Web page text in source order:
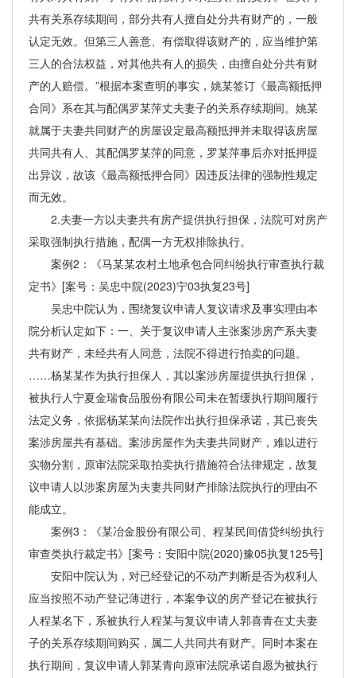
共有关系存续期间，部分共有人擅自处分共有财产的，一般
认定无效。但第三人善意、有偿取得该财产的，应当维护第
三人的合法权益，对其他共有人的损失，由擅自处分共有财
产的人赔偿。”根据本案查明的事实，姚某签订《最高额抵押
合同》系在其与配偶罗某萍丈夫妻子的关系存续期间。姚某
就属于夫妻共同财产的房屋设定最高额抵押并未取得该房屋
共同共有人、其配偶罗某萍的同意，罗某萍事后亦对抵押提
出异议，故该《最高额抵押合同》因违反法律的强制性规定
而无效。
2.夫妻一方以夫妻共有房产提供执行担保，法院可对房产
采取强制执行措施，配偶一方无权排除执行。
案例2：《马某某农村土地承包合同纠纷执行审查执行裁
定书》[案号：吴忠中院(2023)宁03执复23号]
吴忠中院认为，围绕复议申请人复议请求及事实理由本
院分析认定如下：一、关于复议申请人主张案涉房产系夫妻
共有财产，未经共有人同意，法院不得进行拍卖的问题。
……杨某某作为执行担保人，其以案涉房屋提供执行担保，
被执行人宁夏金瑞食品股份有限公司未在暂缓执行期间履行
法定义务，依据杨某某向法院作出执行担保承诺，其已丧失
案涉房屋共有基础。案涉房屋作为夫妻共同财产，难以进行
实物分割，原审法院采取拍卖执行措施符合法律规定，故复
议申请人以涉案房屋为夫妻共同财产排除法院执行的理由不
能成立。
案例3：《某冶金股份有限公司、程某民间借贷纠纷执行
审查类执行裁定书》[案号：安阳中院(2020)豫05执复125号]
安阳中院认为，对已经登记的不动产判断是否为权利人
应当按照不动产登记薄进行，本案争议的房产登记在被执行
人程某名下，系被执行人程某与复议申请人郭喜青在丈夫妻
子的关系存续期间购买，属二人共同共有财产。同时本案在
执行期间，复议申请人郭某青向原审法院承诺自愿为被执行